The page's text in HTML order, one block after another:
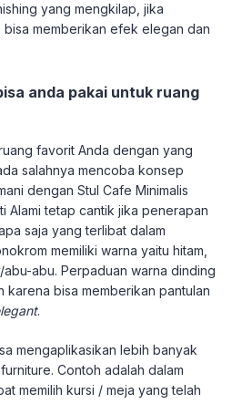
yang mengkilap, jika
memberikan efek elegan dan
anda pakai untuk ruang
favorit Anda dengan yang
salahnya mencoba konsep
dengan Stul Cafe Minimalis
Alami tetap cantik jika penerapan
saja yang terlibat dalam
memiliki warna yaitu hitam,
abu. Perpaduan warna dinding
karena bisa memberikan pantulan
.
mengaplikasikan lebih banyak
Contoh adalah dalam
memilih kursi / meja yang telah